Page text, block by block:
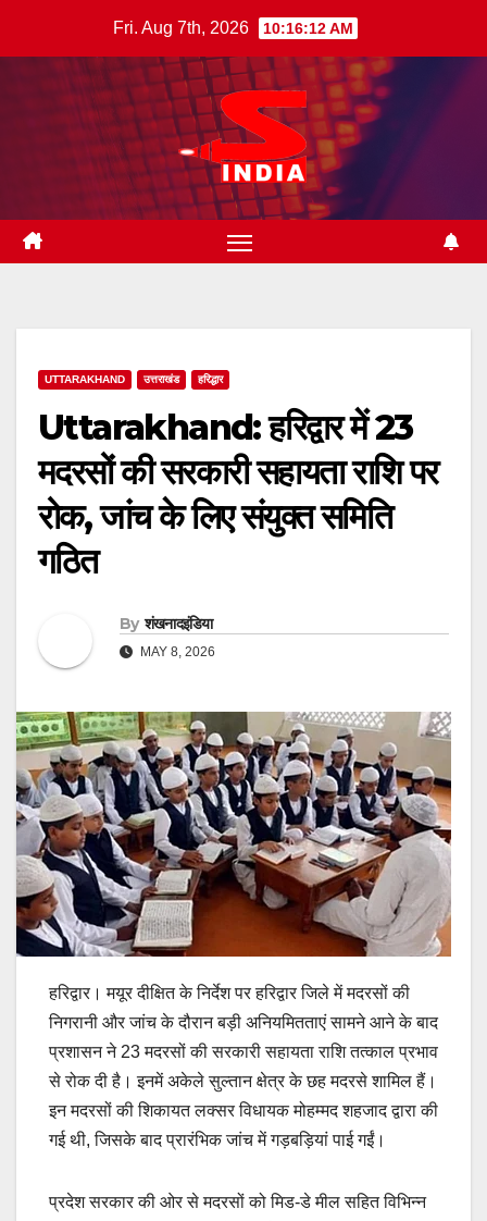
Fri. Aug 7th, 2026 10:16:13 AM
UTTARAKHAND उत्तराखंड हरिद्धार
Uttarakhand: हरिद्वार में 23
मदरसों की सरकारी सहायता राशि पर
रोक, जांच के लिए संयुक्त समिति
गठित
By शंखनादइंडिया
MAY 8, 2026
हरिद्वार। मयूर दीक्षित के निर्देश पर हरिद्वार जिले में मदरसों की
निगरानी और जांच के दौरान बड़ी अनियमितताएं सामने आने के बाद
प्रशासन ने 23 मदरसों की सरकारी सहायता राशि तत्काल प्रभाव
से रोक दी है। इनमें अकेले सुल्तान क्षेत्र के छह मदरसे शामिल हैं।
इन मदरसों की शिकायत लक्सर विधायक मोहम्मद शहजाद द्वारा की
गई थी, जिसके बाद प्रारंभिक जांच में गड़बड़ियां पाई गईं।
प्रदेश सरकार की ओर से मदरसों को मिड-डे मील सहित विभिन्न